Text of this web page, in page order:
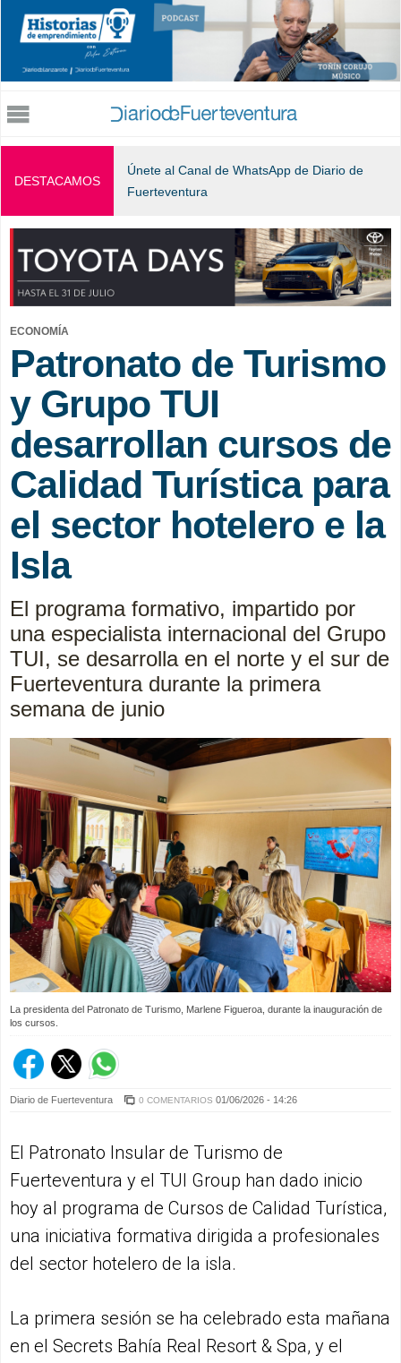
Jump to navigation
DESTACAMOS
Únete al Canal de WhatsApp de Diario de
Fuerteventura
ECONOMÍA
Patronato de Turismo
y Grupo TUI
desarrollan cursos de
Calidad Turística para
el sector hotelero e la
Isla
El programa formativo, impartido por
una especialista internacional del Grupo
TUI, se desarrolla en el norte y el sur de
Fuerteventura durante la primera
semana de junio
La presidenta del Patronato de Turismo, Marlene Figueroa, durante la inauguración de
los cursos.
Diario de Fuerteventura 0 COMENTARIOS 01/06/2026 - 14:26
El Patronato Insular de Turismo de
Fuerteventura y el TUI Group han dado inicio
hoy al programa de Cursos de Calidad Turística,
una iniciativa formativa dirigida a profesionales
del sector hotelero de la isla.
La primera sesión se ha celebrado esta mañana
en el Secrets Bahía Real Resort & Spa, y el